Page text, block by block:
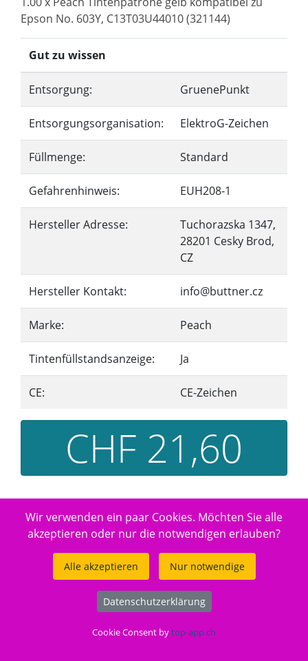
Epson No. 603Y, C13T03U44010 (321144)
Gut zu wissen
Entsorgung: GruenePunkt
Entsorgungsorganisation: ElektroG-Zeichen
Füllmenge: Standard
Gefahrenhinweis: EUH208-1
Hersteller Adresse:
Tuchorazska 1347,
28201 Cesky Brod,
CZ
Hersteller Kontakt: info@buttner.cz
Marke: Peach
Tintenfüllstandsanzeige: Ja
CE: CE-Zeichen
CHF 21,60
Jetzt bestellen
Ab Lager verfügbar (1 Stk.)
Angebot #9 EAN 8715946666792
Wir verwenden ein paar Cookies. Möchten Sie alle
akzeptieren oder nur die notwendigen erlauben?
Alle akzeptieren Nur notwendige
Datenschutzerklärung
Cookie Consent bytop-app.ch